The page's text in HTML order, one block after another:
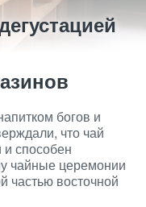
богов и
что чай
способен
чайные церемонии
частью восточной